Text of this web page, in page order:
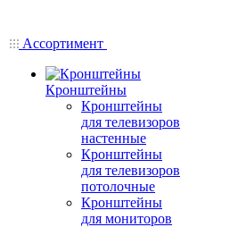
Ассортимент
Кронштейны
Кронштейны
для телевизоров
настенные
Кронштейны
для телевизоров
потолочные
Кронштейны
для мониторов